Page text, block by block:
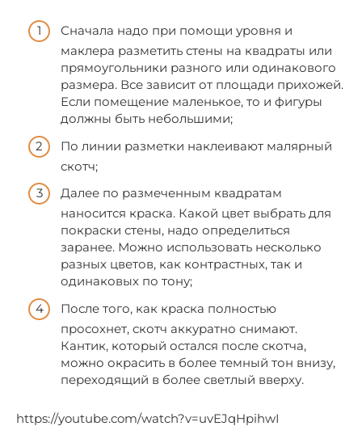
Сначала надо при помощи уровня и
маклера разметить стены на квадраты или
прямоугольники разного или одинакового
размера. Все зависит от площади прихожей.
Если помещение маленькое, то и фигуры
должны быть небольшими;
По линии разметки наклеивают малярный
скотч;
Далее по размеченным квадратам
наносится краска. Какой цвет выбрать для
покраски стены, надо определиться
заранее. Можно использовать несколько
разных цветов, как контрастных, так и
одинаковых по тону;
После того, как краска полностью
просохнет, скотч аккуратно снимают.
Кантик, который остался после скотча,
можно окрасить в более темный тон внизу,
переходящий в более светлый вверху.
https://youtube.com/watch?v=uvEJqHpihwI